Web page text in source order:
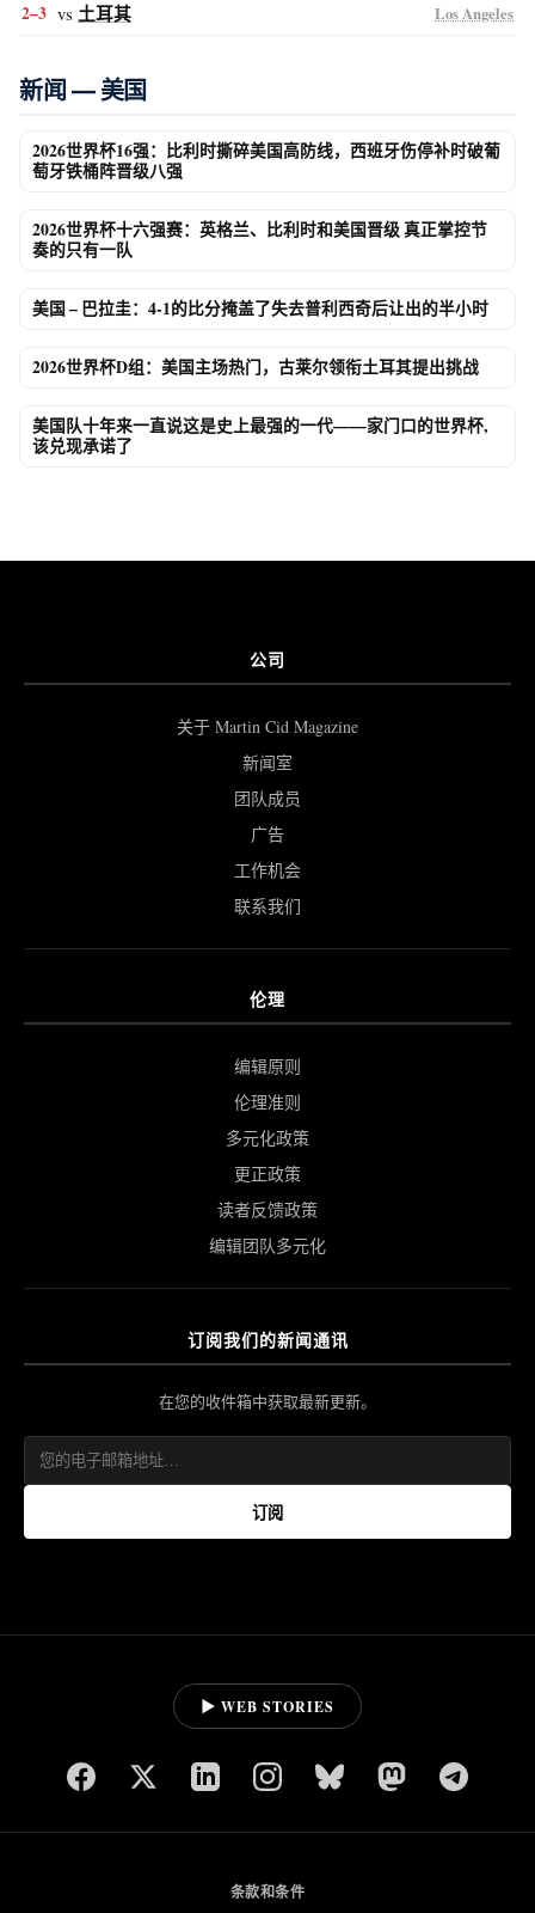
2–3 vs 土耳其 Los Angeles
新闻 — 美国
2026世界杯16强：比利时撕碎美国高防线，西班牙伤停补时破葡
萄牙铁桶阵晋级八强
2026世界杯十六强赛：英格兰、比利时和美国晋级 真正掌控节
奏的只有一队
美国 – 巴拉圭：4-1的比分掩盖了失去普利西奇后让出的半小时
2026世界杯D组：美国主场热门，古莱尔领衔土耳其提出挑战
美国队十年来一直说这是史上最强的一代——家门口的世界杯,
该兑现承诺了
公司
关于 Martin Cid Magazine
新闻室
团队成员
广告
工作机会
联系我们
伦理
编辑原则
伦理准则
多元化政策
更正政策
读者反馈政策
编辑团队多元化
订阅我们的新闻通讯
在您的收件箱中获取最新更新。
订阅
▶ WEB STORIES
条款和条件